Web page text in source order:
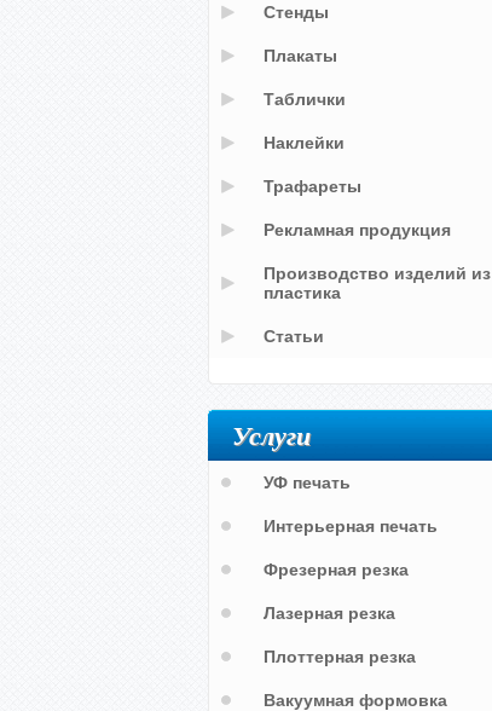
Стенды
Плакаты
Таблички
Наклейки
Трафареты
Рекламная продукция
Производство изделий из
пластика
Статьи
Услуги
УФ печать
Интерьерная печать
Фрезерная резка
Лазерная резка
Плоттерная резка
Вакуумная формовка